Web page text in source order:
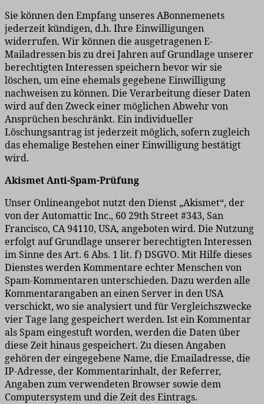
Sie können den Empfang unseres ABonnemenets
jederzeit kündigen, d.h. Ihre Einwilligungen
widerrufen. Wir können die ausgetragenen E-
Mailadressen bis zu drei Jahren auf Grundlage unserer
berechtigten Interessen speichern bevor wir sie
löschen, um eine ehemals gegebene Einwilligung
nachweisen zu können. Die Verarbeitung dieser Daten
wird auf den Zweck einer möglichen Abwehr von
Ansprüchen beschränkt. Ein individueller
Löschungsantrag ist jederzeit möglich, sofern zugleich
das ehemalige Bestehen einer Einwilligung bestätigt
wird.
Akismet Anti-Spam-Prüfung
Unser Onlineangebot nutzt den Dienst „Akismet“, der
von der Automattic Inc., 60 29th Street #343, San
Francisco, CA 94110, USA, angeboten wird. Die Nutzung
erfolgt auf Grundlage unserer berechtigten Interessen
im Sinne des Art. 6 Abs. 1 lit. f) DSGVO. Mit Hilfe dieses
Dienstes werden Kommentare echter Menschen von
Spam-Kommentaren unterschieden. Dazu werden alle
Kommentarangaben an einen Server in den USA
verschickt, wo sie analysiert und für Vergleichszwecke
vier Tage lang gespeichert werden. Ist ein Kommentar
als Spam eingestuft worden, werden die Daten über
diese Zeit hinaus gespeichert. Zu diesen Angaben
gehören der eingegebene Name, die Emailadresse, die
IP-Adresse, der Kommentarinhalt, der Referrer,
Angaben zum verwendeten Browser sowie dem
Computersystem und die Zeit des Eintrags.